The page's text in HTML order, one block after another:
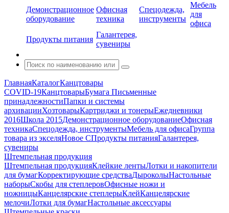
Демонстрационное
оборудование
Офисная
техника
Спецодежда,
инструменты
Мебель
для
офиса
Продукты питания
Галантерея,
сувениры
ГлавнаяКаталогКанцтовары
COVID-19КанцтоварыБумага Письменные
принадлежностиПапки и системы
архивацииХозтоварыКартриджи и тонерыЕжедневники
2016Школа 2015Демонстрационное оборудованиеОфисная
техникаСпецодежда, инструментыМебель для офисаГруппа
товара из экселяНовое СПродукты питанияГалантерея,
сувениры
Штемпельная продукция
Штемпельная продукцияКлейкие лентыЛотки и накопители
для бумагКорректирующие средстваДыроколыНастольные
наборыСкобы для степлеровОфисные ножи и
ножницыКанцелярские степлерыКлейКанцелярские
мелочиЛотки для бумагНастольные аксессуары